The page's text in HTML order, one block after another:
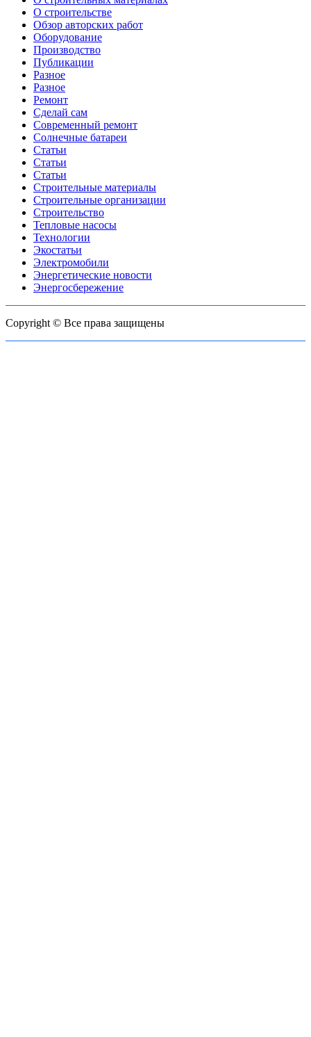
О строительстве
Обзор авторских работ
Оборудование
Производство
Публикации
Разное
Разное
Ремонт
Сделай сам
Современный ремонт
Солнечные батареи
Статьи
Статьи
Статьи
Строительные материалы
Строительные организации
Строительство
Тепловые насосы
Технологии
Экостатьи
Электромобили
Энергетические новости
Энергосбережение
Copyright © Все права защищены